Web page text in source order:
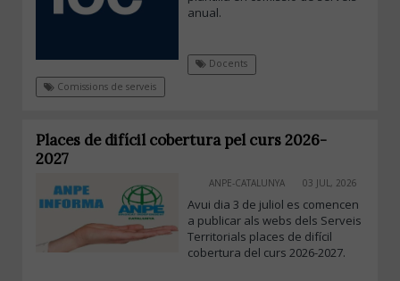
anual.
Docents
Comissions de serveis
Places de difícil cobertura pel curs 2026-
2027
ANPE-CATALUNYA 03 JUL, 2026
Avui dia 3 de juliol es comencen
a publicar als webs dels Serveis
Territorials places de difícil
cobertura del curs 2026-2027.